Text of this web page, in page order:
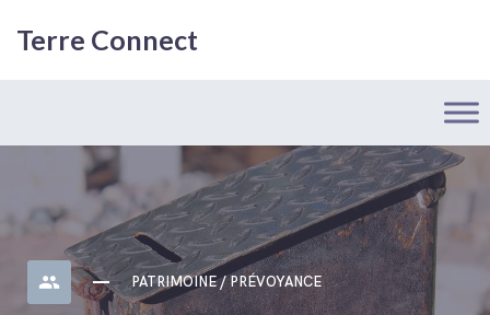
Terre Connect
people PATRIMOINE / PRÉVOYANCE